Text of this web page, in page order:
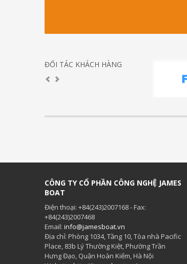
ĐỐI TÁC KHÁCH HÀNG
CÔNG TY CỔ PHẦN CÔNG NGHỆ JAMES
BOAT
Điện thoại: +84(243)2007168 - Fax:
+84(243)2007468
Email: info@jamesboat.vn
Địa chỉ: Phòng 1034, Tầng 10, Tòa nhà Pacific
Place, 83b Lý Thường Kiệt, Phường Trần
Hưng Đạo, Quận Hoàn Kiếm, Hà Nội